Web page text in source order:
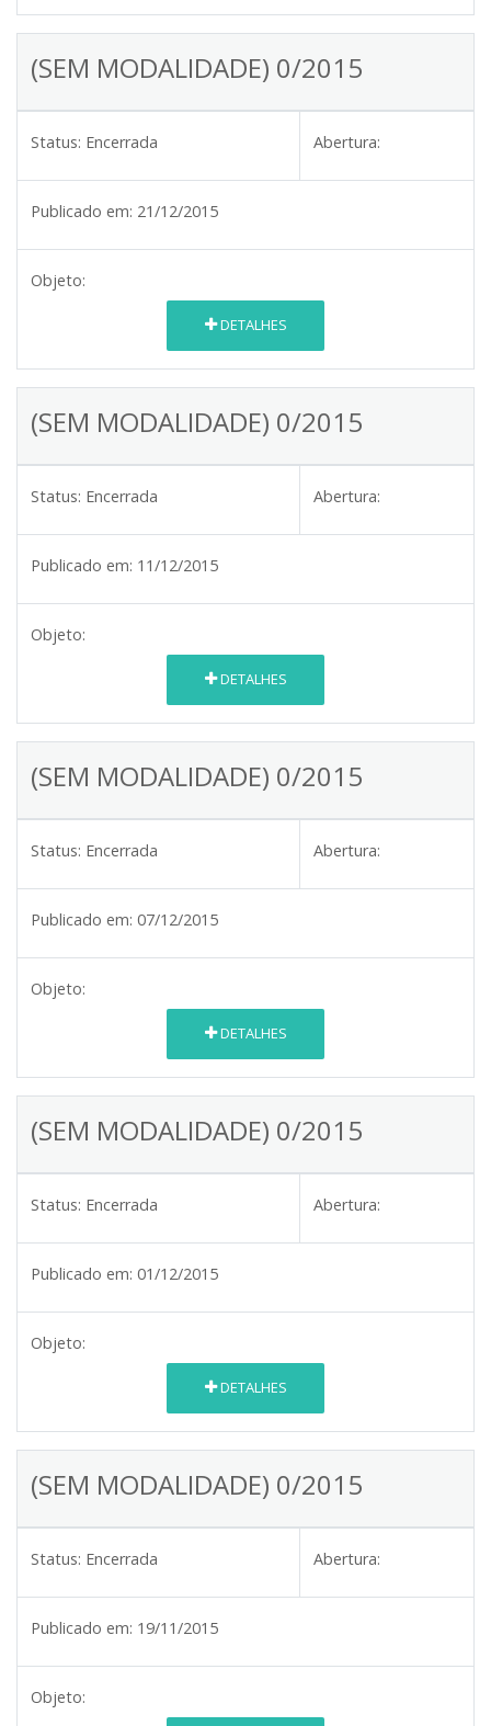
(SEM MODALIDADE) 0/2015
Status: Encerrada Abertura:
Publicado em: 21/12/2015
Objeto:
DETALHES
(SEM MODALIDADE) 0/2015
Status: Encerrada Abertura:
Publicado em: 11/12/2015
Objeto:
DETALHES
(SEM MODALIDADE) 0/2015
Status: Encerrada Abertura:
Publicado em: 07/12/2015
Objeto:
DETALHES
(SEM MODALIDADE) 0/2015
Status: Encerrada Abertura:
Publicado em: 01/12/2015
Objeto:
DETALHES
(SEM MODALIDADE) 0/2015
Status: Encerrada Abertura:
Publicado em: 19/11/2015
Objeto: